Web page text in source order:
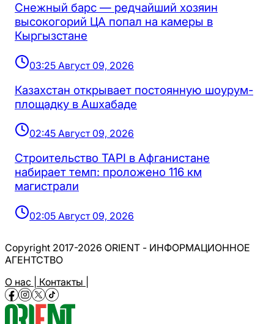
Снежный барс — редчайший хозяин
высокогорий ЦА попал на камеры в
Кыргызстане
03:25 Август 09, 2026
Казахстан открывает постоянную шоурум-
площадку в Ашхабаде
02:45 Август 09, 2026
Строительство TAPI в Афганистане
набирает темп: проложено 116 км
магистрали
02:05 Август 09, 2026
Copyright 2017-2026 ORIENT - ИНФОРМАЦИОННОЕ
АГЕНТСТВО
О нас | Контакты |